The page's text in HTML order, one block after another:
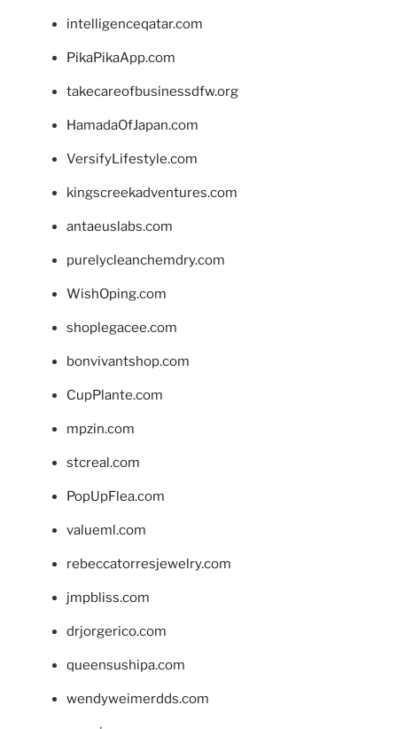
intelligenceqatar.com
PikaPikaApp.com
takecareofbusinessdfw.org
HamadaOfJapan.com
VersifyLifestyle.com
kingscreekadventures.com
antaeuslabs.com
purelycleanchemdry.com
WishOping.com
shoplegacee.com
bonvivantshop.com
CupPlante.com
mpzin.com
stcreal.com
PopUpFlea.com
valueml.com
rebeccatorresjewelry.com
jmpbliss.com
drjorgerico.com
queensushipa.com
wendyweimerdds.com